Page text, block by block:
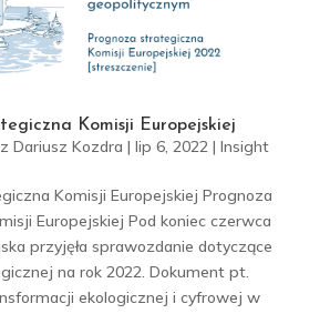
Komisji Europejskiej
Dariusz Kozdra | lip 6, 2022| Insight
Komisji Europejskiej Prognoza
Europejskiej Pod koniec czerwca
przyjęła sprawozdanie dotyczące
na rok 2022. Dokument pt.
ekologicznej i cyfrowej w